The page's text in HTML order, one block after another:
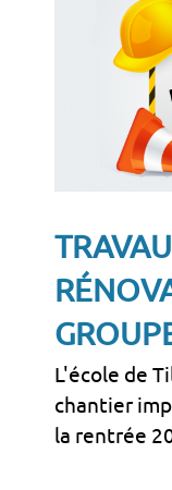
L'école de
chantier
la rentrée